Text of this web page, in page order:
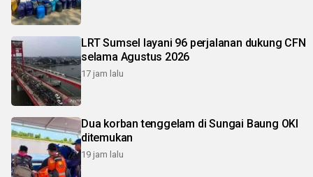
LRT Sumsel layani 96 perjalanan dukung CFN
selama Agustus 2026
17 jam lalu
Dua korban tenggelam di Sungai Baung OKI
ditemukan
19 jam lalu